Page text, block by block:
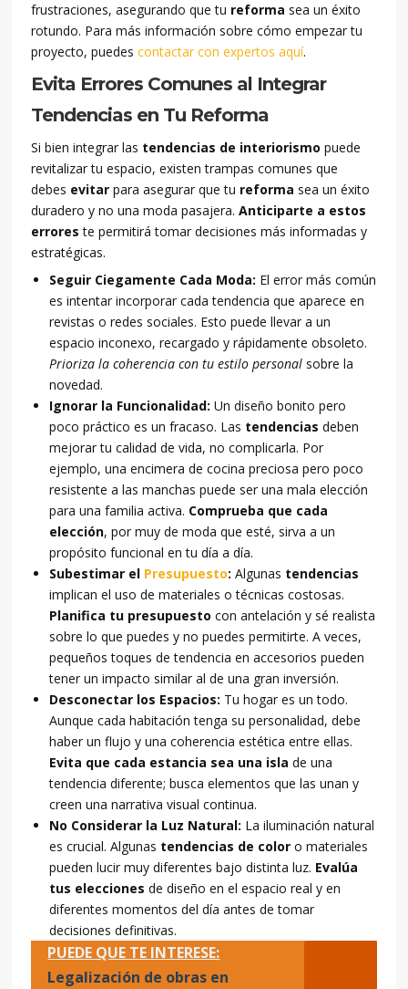
frustraciones, asegurando que tu reforma sea un éxito
rotundo. Para más información sobre cómo empezar tu
proyecto, puedescontactar con expertos aquí.
Evita Errores Comunes al Integrar
Tendencias en Tu Reforma
Si bien integrar las tendencias de interiorismo puede
revitalizar tu espacio, existen trampas comunes que
debes evitar para asegurar que tu reforma sea un éxito
duradero y no una moda pasajera.Anticiparte a estos
errores te permitirá tomar decisiones más informadas y
estratégicas.
Seguir Ciegamente Cada Moda: El error más común
es intentar incorporar cada tendencia que aparece en
revistas o redes sociales. Esto puede llevar a un
espacio inconexo, recargado y rápidamente obsoleto.
Prioriza la coherencia con tu estilo personal sobre la
novedad.
Ignorar la Funcionalidad: Un diseño bonito pero
poco práctico es un fracaso. Las tendencias deben
mejorar tu calidad de vida, no complicarla. Por
ejemplo, una encimera de cocina preciosa pero poco
resistente a las manchas puede ser una mala elección
para una familia activa. Comprueba que cada
elección, por muy de moda que esté, sirva a un
propósito funcional en tu día a día.
Subestimar el Presupuesto: Algunas tendencias
implican el uso de materiales o técnicas costosas.
Planifica tu presupuesto con antelación y sé realista
sobre lo que puedes y no puedes permitirte. A veces,
pequeños toques de tendencia en accesorios pueden
tener un impacto similar al de una gran inversión.
Desconectar los Espacios: Tu hogar es un todo.
Aunque cada habitación tenga su personalidad, debe
haber un flujo y una coherencia estética entre ellas.
Evita que cada estancia sea una isla de una
tendencia diferente; busca elementos que las unan y
creen una narrativa visual continua.
No Considerar la Luz Natural: La iluminación natural
es crucial. Algunas tendencias de color o materiales
pueden lucir muy diferentes bajo distinta luz. Evalúa
tus elecciones de diseño en el espacio real y en
diferentes momentos del día antes de tomar
decisiones definitivas.
PUEDE QUE TE INTERESE:
Legalización de obras en